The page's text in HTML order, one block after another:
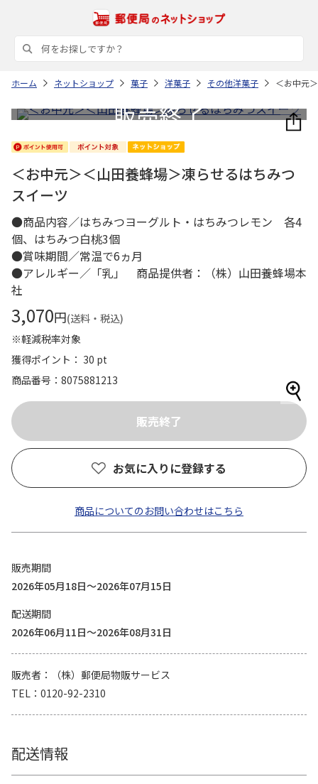
ホーム ネットショップ 菓子 洋菓子 その他洋菓子 ＜お中元
＜お中元＞＜山田養蜂場＞凍らせるはちみつ
スイーツ
●商品内容／はちみつヨーグルト・はちみつレモン 各4
個、はちみつ白桃3個
●賞味期間／常温で6ヵ月
●アレルギー／「乳」 商品提供者：（株）山田養蜂場本
社
3,070円(送料・税込)
※軽減税率対象
獲得ポイント： 30 pt
商品番号
8075881213
お気に入りに登録する
商品についてのお問い合わせはこちら
販売期間
2026年05月18日～2026年07月15日
配送期間
2026年06月11日～2026年08月31日
販売者
（株）郵便局物販サービス
TEL
0120-92-2310
配送情報